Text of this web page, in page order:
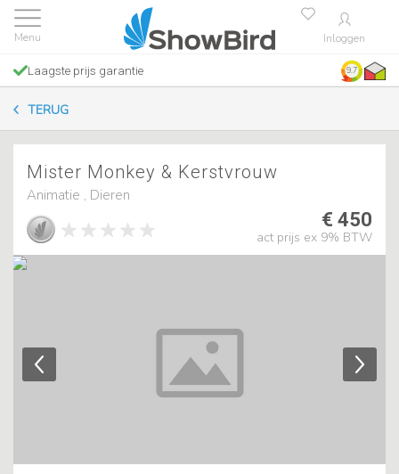
Inloggen
Laagste prijs garantie 9.7
TERUG
Mister Monkey & Kerstvrouw
Animatie , Dieren
€ 450
act prijs ex 9% BTW